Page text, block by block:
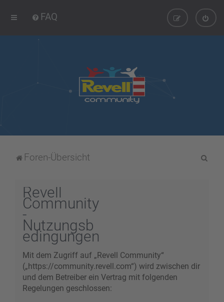
FAQ
Foren-Übersicht
Revell
Community
-
Nutzungsb
edingungen
Mit dem Zugriff auf „Revell Community“
(„https://community.revell.com“) wird zwischen dir
und dem Betreiber ein Vertrag mit folgenden
Regelungen geschlossen: